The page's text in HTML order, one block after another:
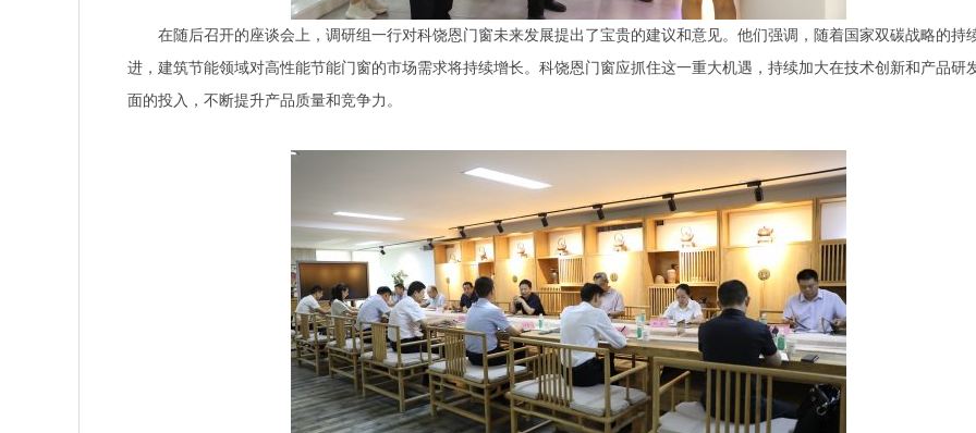
在随后召开的座谈会上，调研组一行对科饶恩门窗未来发展提出了宝贵的建议和意见。他们强调，随着国家双碳战略的持
进，建筑节能领域对高性能节能门窗的市场需求将持续增长。科饶恩门窗应抓住这一重大机遇，持续加大在技术创新和产品研
面的投入，不断提升产品质量和竞争力。